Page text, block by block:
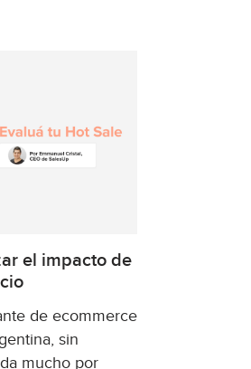
Cyber Monday y
el impacto de
de ecommerce
sin
mucho por